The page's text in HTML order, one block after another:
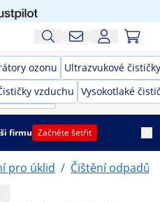
ozonu
Ultrazvukové čističky
vzduchu Vysokotlaké
firmu Začněte šetřit
pro úklid / Čištění odpadů